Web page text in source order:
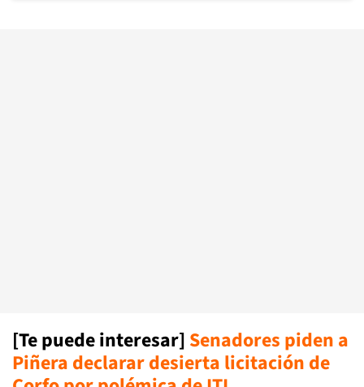
[Te puede interesar] Senadores piden a
Piñera declarar desierta licitación de